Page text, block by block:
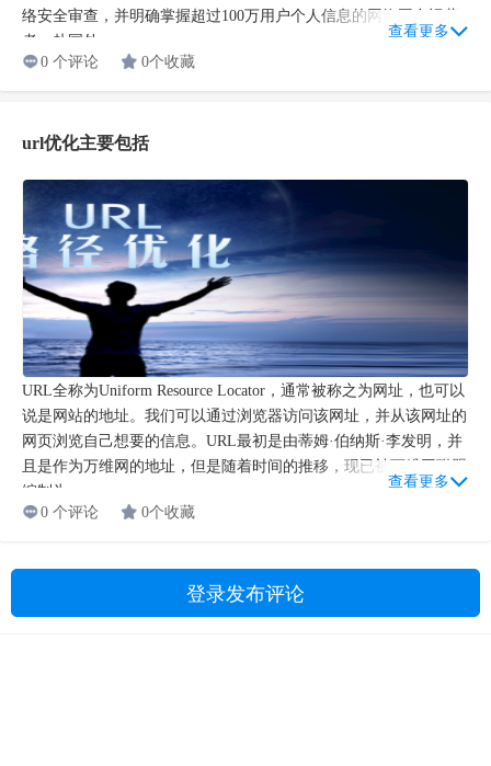
络安全审查，并明确掌握超过100万用户个人信息的网络平台运营
者，赴国外...
查看更多
0 个评论
0个收藏
url优化主要包括
URL全称为Uniform Resource Locator，通常被称之为网址，也可以
说是网站的地址。我们可以通过浏览器访问该网址，并从该网址的
网页浏览自己想要的信息。URL最初是由蒂姆·伯纳斯·李发明，并
且是作为万维网的地址，但是随着时间的推移，现已被万维网联盟
编制为...
查看更多
0 个评论
0个收藏
登录发布评论